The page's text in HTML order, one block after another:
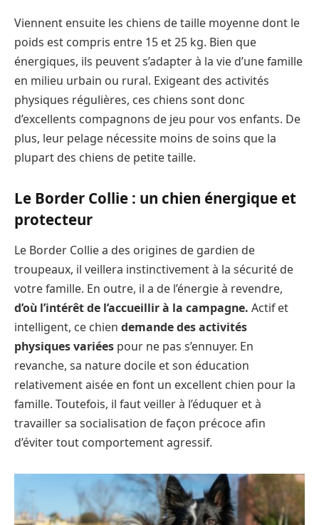
Viennent ensuite les chiens de taille moyenne dont le
poids est compris entre 15 et 25 kg. Bien que
énergiques, ils peuvent s’adapter à la vie d’une famille
en milieu urbain ou rural. Exigeant des activités
physiques régulières, ces chiens sont donc
d’excellents compagnons de jeu pour vos enfants. De
plus, leur pelage nécessite moins de soins que la
plupart des chiens de petite taille.
Le Border Collie : un chien énergique et
protecteur
Le Border Collie a des origines de gardien de
troupeaux, il veillera instinctivement à la sécurité de
votre famille. En outre, il a de l’énergie à revendre,
d’où l’intérêt de l’accueillir à la campagne. Actif et
intelligent, ce chien demande des activités
physiques variées pour ne pas s’ennuyer. En
revanche, sa nature docile et son éducation
relativement aisée en font un excellent chien pour la
famille. Toutefois, il faut veiller à l’éduquer et à
travailler sa socialisation de façon précoce afin
d’éviter tout comportement agressif.